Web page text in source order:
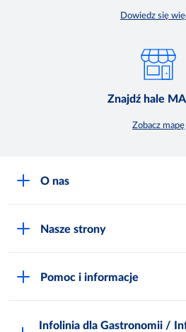
Dowiedz się
Znajdź hale
Zobacz mapę
O nas
Zgłoś naruszenie
Nasze strony
Pomoc i informacje
Infolinia dla Gastronomii /